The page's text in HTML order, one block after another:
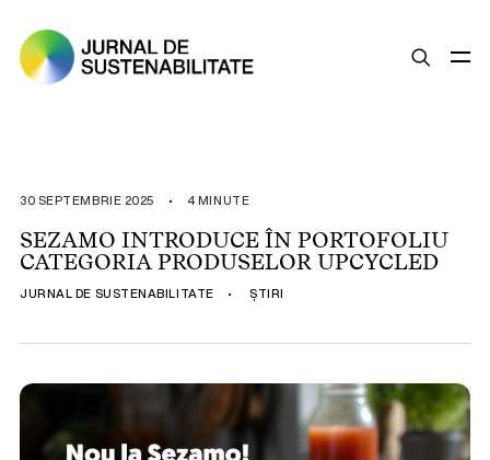
ȘTIRI
OPINII
ESG
LEGISLAȚIE
BUNE PRACTICI
30 SEPTEMBRIE 2025 • 4 MINUTE
SEZAMO INTRODUCE ÎN PORTOFOLIU
CATEGORIA PRODUSELOR UPCYCLED
JURNAL DE SUSTENABILITATE • ȘTIRI